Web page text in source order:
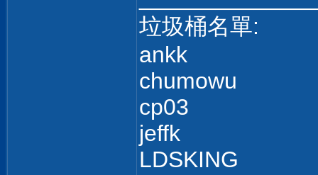
垃圾桶名單:
ankk
chumowu
cp03
jeffk
LDSKING